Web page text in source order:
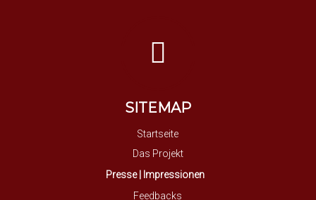
SITEMAP
Startseite
Das Projekt
Presse | Impressionen
Feedbacks